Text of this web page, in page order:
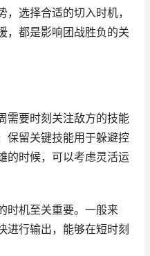
选择合适的切入时机，
，都是影响团战胜负的关
需要时刻关注敌方的技能
保留关键技能用于躲避控
的时候，可以考虑灵活运
时机至关重要。一般来
进行输出，能够在短时刻